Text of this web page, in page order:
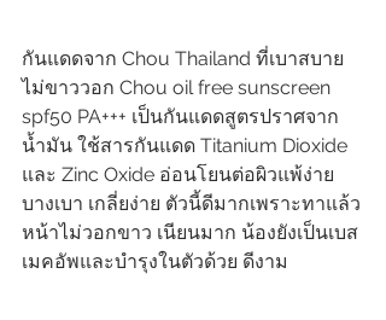
กันแดดจาก Chou Thailand ที่เบาสบาย
ไม่ขาววอก Chou oil free sunscreen
spf50 PA+++ เป็นกันแดดสูตรปราศจาก
น้ำมัน ใช้สารกันแดด Titanium Dioxide
และ Zinc Oxide อ่อนโยนต่อผิวแพ้ง่าย
บางเบา เกลี่ยง่าย ตัวนี้ดีมากเพราะทาแล้ว
หน้าไม่วอกขาว เนียนมาก น้องยังเป็นเบส
เมคอัพและบำรุงในตัวด้วย ดีงาม